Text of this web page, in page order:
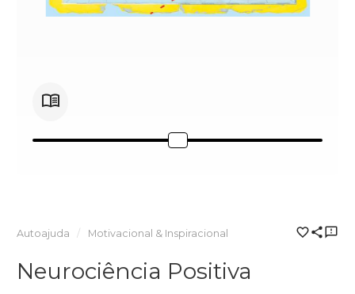
Autoajuda Motivacional & Inspiracional
Neurociência Positiva